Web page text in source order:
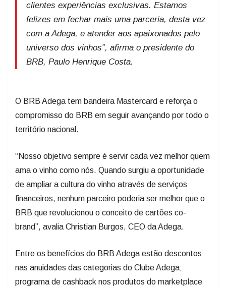
clientes experiências exclusivas. Estamos
felizes em fechar mais uma parceria, desta vez
com a Adega, e atender aos apaixonados pelo
universo dos vinhos”, afirma o presidente do
BRB, Paulo Henrique Costa.
O BRB Adega tem bandeira Mastercard e reforça o
compromisso do BRB em seguir avançando por todo o
território nacional.
“Nosso objetivo sempre é servir cada vez melhor quem
ama o vinho como nós. Quando surgiu a oportunidade
de ampliar a cultura do vinho através de serviços
financeiros, nenhum parceiro poderia ser melhor que o
BRB que revolucionou o conceito de cartões co-
brand”, avalia Christian Burgos, CEO da Adega.
Entre os benefícios do BRB Adega estão descontos
nas anuidades das categorias do Clube Adega;
programa de cashback nos produtos do marketplace